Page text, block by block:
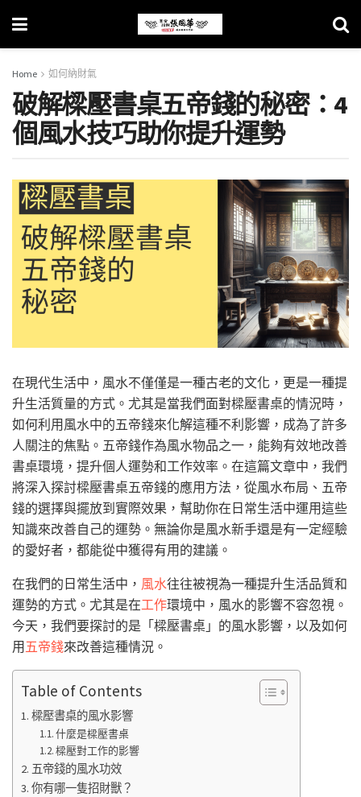
Home 如何納財氣
破解樑壓書桌五帝錢的秘密：4
個風水技巧助你提升運勢
在現代生活中，風水不僅僅是一種古老的文化，更是一種提
升生活質量的方式。尤其是當我們面對樑壓書桌的情況時，
如何利用風水中的五帝錢來化解這種不利影響，成為了許多
人關注的焦點。五帝錢作為風水物品之一，能夠有效地改善
書桌環境，提升個人運勢和工作效率。在這篇文章中，我們
將深入探討樑壓書桌五帝錢的應用方法，從風水布局、五帝
錢的選擇與擺放到實際效果，幫助你在日常生活中運用這些
知識來改善自己的運勢。無論你是風水新手還是有一定經驗
的愛好者，都能從中獲得有用的建議。
在我們的日常生活中， 風水往往被視為一種提升生活品質和
運勢的方式。尤其是在工作環境中，風水的影響不容忽視。
今天，我們要探討的是「樑壓書桌」的風水影響，以及如何
用 五帝錢來改善這種情況。
Table of Contents
樑壓書桌的風水影響
什麼是樑壓書桌
樑壓對工作的影響
五帝錢的風水功效
你有哪一隻招財獸？